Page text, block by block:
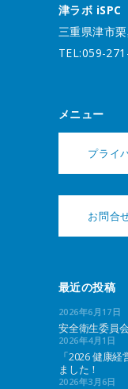
津ラボ iSPC
三重県津市
TEL:059-
メニュー
プライ
お問合
最近の投稿
2026年6月17日
安全衛生委員
2026年4月1日
「2026 健康
ました！
2026年3月6日